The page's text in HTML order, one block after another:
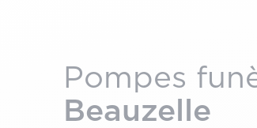
Pompes
Beauzelle